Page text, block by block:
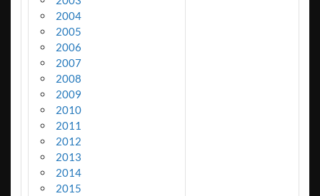
2004
2005
2006
2007
2008
2009
2010
2011
2012
2013
2014
2015